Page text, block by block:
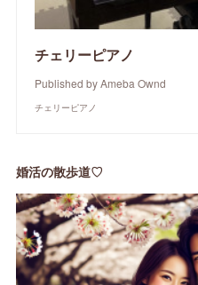
チェリーピアノ
Published by Ameba Ownd
チェリーピアノ
婚活の散歩道♡